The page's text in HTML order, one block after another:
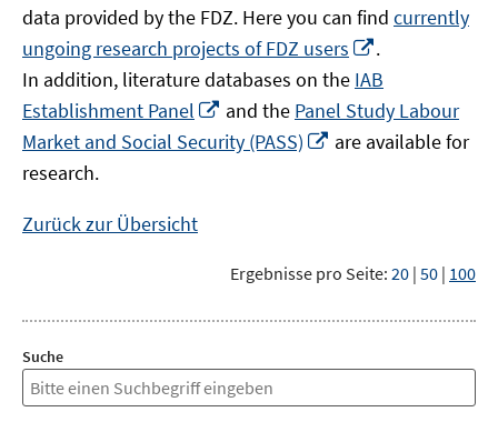
data provided by the FDZ. Here you can find currently
ungoing research projects of FDZ users
neuem
Fenster
öffnen
.
In addition, literature databases on the IAB
Establishment Panel
In
neuem
Fenster
and the Panel Study Labour
Market and Social Security (PASS)
In
are available for
research.
Zurück zur Übersicht
Ergebnisse pro Seite: 20 | 50 | 100
Suche